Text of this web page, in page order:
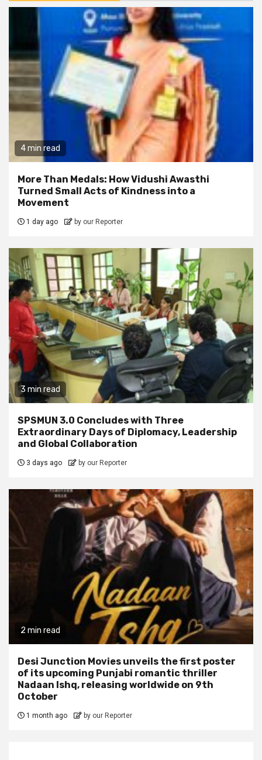
4 min read
More Than Medals: How Vidushi Awasthi
Turned Small Acts of Kindness into a
Movement
1 day ago by our Reporter
3 min read
SPSMUN 3.0 Concludes with Three
Extraordinary Days of Diplomacy, Leadership
and Global Collaboration
3 days ago by our Reporter
2 min read
Desi Junction Movies unveils the first poster
of its upcoming Punjabi romantic thriller
Nadaan Ishq, releasing worldwide on 9th
October
1 month ago by our Reporter